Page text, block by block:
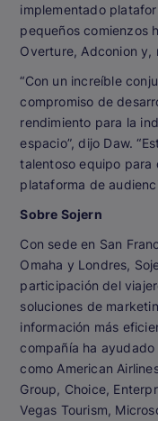
implementado
pequeños comienzos
Overture, Adconion y,
“Con un increíble
compromiso de
rendimiento para la
espacio”, dijo Daw.
talentoso equipo para
plataforma de
Sobre Sojern
Con sede en San
Omaha y Londres,
participación del
soluciones de
información más
compañía ha
como American
Group, Choice,
Vegas Tourism,